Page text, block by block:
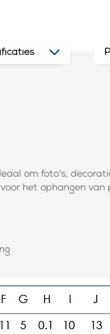
om foto's,
het ophangen